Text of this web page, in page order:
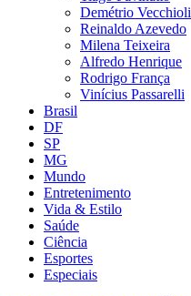
Demétrio Vecchioli
Reinaldo Azevedo
Milena Teixeira
Alfredo Henrique
Rodrigo França
Vinícius Passarelli
Brasil
DF
SP
MG
Mundo
Entretenimento
Vida & Estilo
Saúde
Ciência
Esportes
Especiais